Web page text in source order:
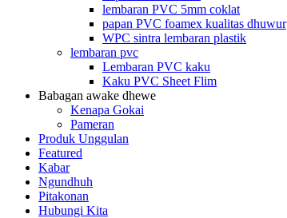
lembaran PVC 5mm coklat
papan PVC foamex kualitas dhuwur
WPC sintra lembaran plastik
lembaran pvc
Lembaran PVC kaku
Kaku PVC Sheet Flim
Babagan awake dhewe
Kenapa Gokai
Pameran
Produk Unggulan
Featured
Kabar
Ngundhuh
Pitakonan
Hubungi Kita